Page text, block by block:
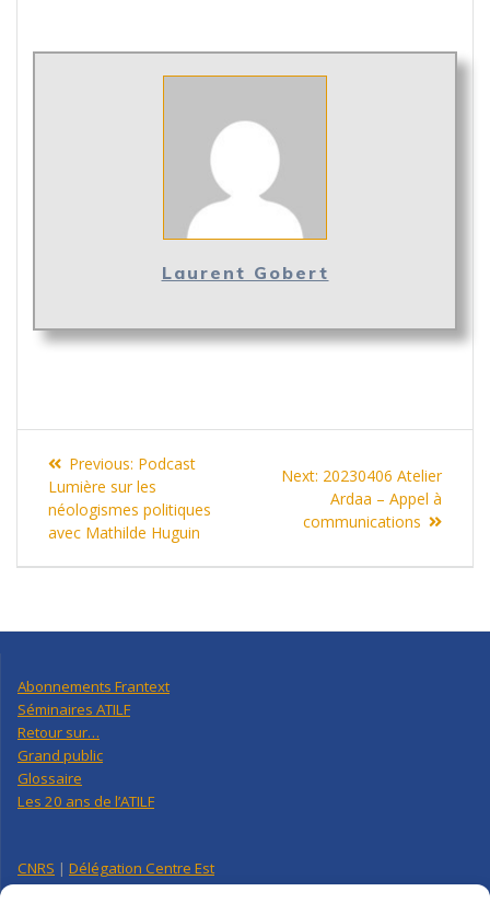
Laurent Gobert
Navigation
de
l’article
Previous: Previous
post:
Podcast
Lumière sur les
néologismes politiques
avec Mathilde Huguin
Next: Next
post:
20230406 Atelier
Ardaa – Appel à
communications
Abonnements Frantext
Séminaires ATILF
Retour sur…
Grand public
Glossaire
Les 20 ans de l’ATILF
CNRS | Délégation Centre Est
Université de Lorraine